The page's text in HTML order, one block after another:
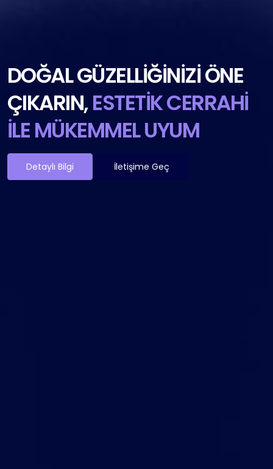
DOĞAL GÜZELLIĞINIZI ÖNE
ÇIKARIN,ESTETIK CERRAHI
İLE MÜKEMMEL UYUM
Detaylı Bilgi İletişime Geç